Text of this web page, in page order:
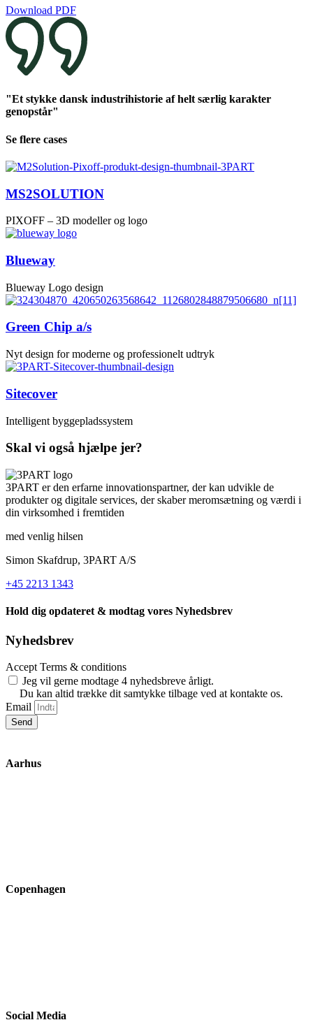
Download PDF
"Et stykke dansk industrihistorie af helt særlig karakter
genopstår"
Se flere cases
MS2SOLUTION
PIXOFF – 3D modeller og logo
Blueway
Blueway Logo design
Green Chip a/s
Nyt design for moderne og professionelt udtryk
Sitecover
Intelligent byggepladssystem
Skal vi også hjælpe jer?
3PART er den erfarne innovationspartner, der kan udvikle de
produkter og digitale services, der skaber meromsætning og værdi i
din virksomhed i fremtiden
med venlig hilsen
Simon Skafdrup, 3PART A/S
+45 2213 1343
Hold dig opdateret & modtag vores Nyhedsbrev
Nyhedsbrev
Accept Terms & conditions
Jeg vil gerne modtage 4 nyhedsbreve årligt.
Du kan altid trække dit samtykke tilbage ved at kontakte os.
Email
Send
Aarhus
Copenhagen
Social Media